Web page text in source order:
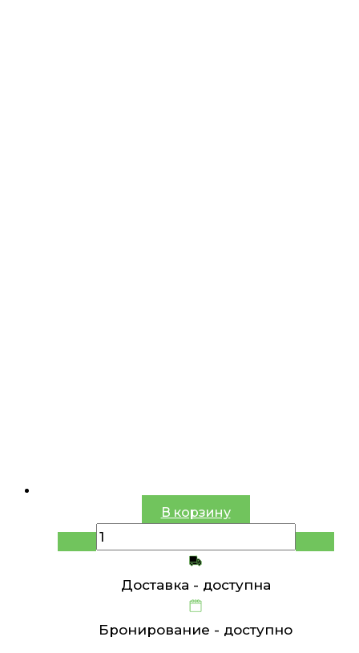
В корзину
Доставка - доступна
Бронирование - доступно